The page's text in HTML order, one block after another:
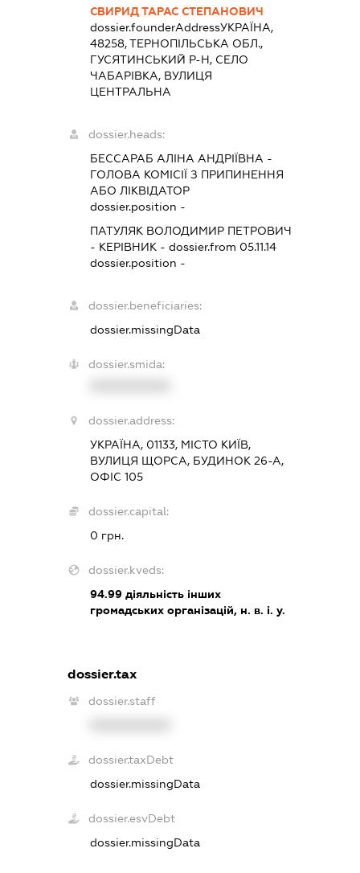
СВИРИД ТАРАС СТЕПАНОВИЧ
dossier.founderAddressУКРАЇНА,
48258, ТЕРНОПІЛЬСЬКА ОБЛ.,
ГУСЯТИНСЬКИЙ Р-Н, СЕЛО
ЧАБАРІВКА, ВУЛИЦЯ
ЦЕНТРАЛЬНА
dossier.heads:
БЕССАРАБ АЛІНА АНДРІЇВНА -
ГОЛОВА КОМІСІЇ З ПРИПИНЕННЯ
АБО ЛІКВІДАТОР
dossier.position -
ПАТУЛЯК ВОЛОДИМИР ПЕТРОВИЧ
- КЕРІВНИК - dossier.from 05.11.14
dossier.position -
dossier.beneficiaries:
dossier.missingData
dossier.smida:
dossier.address:
УКРАЇНА, 01133, МІСТО КИЇВ,
ВУЛИЦЯ ЩОРСА, БУДИНОК 26-А,
ОФІС 105
dossier.capital:
0 грн.
dossier.kveds:
94.99діяльність інших
громадських організацій, н. в. і. у.
dossier.tax
dossier.staff
dossier.taxDebt
dossier.missingData
dossier.esvDebt
dossier.missingData